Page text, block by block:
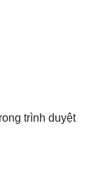
trình duyệt